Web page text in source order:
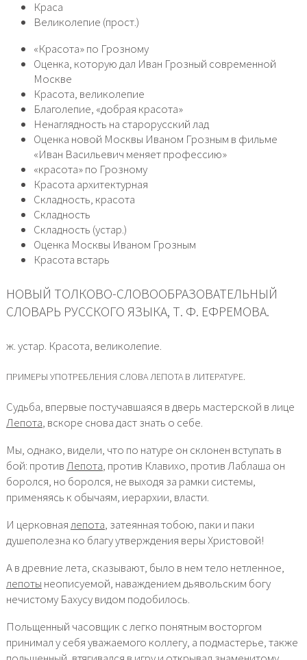
Краса
Великолепие (прост.)
«Красота» по Грозному
Оценка, которую дал Иван Грозный современной
Москве
Красота, великолепие
Благолепие, «добрая красота»
Ненаглядность на старорусский лад
Оценка новой Москвы Иваном Грозным в фильме
«Иван Васильевич меняет профессию»
«красота» по Грозному
Красота архитектурная
Складность, красота
Складность
Складность (устар.)
Оценка Москвы Иваном Грозным
Красота встарь
НОВЫЙ ТОЛКОВО-СЛОВООБРАЗОВАТЕЛЬНЫЙ
СЛОВАРЬ РУССКОГО ЯЗЫКА, Т. Ф. ЕФРЕМОВА.
ж. устар. Красота, великолепие.
ПРИМЕРЫ УПОТРЕБЛЕНИЯ СЛОВА ЛЕПОТА В ЛИТЕРАТУРЕ.
Судьба, впервые постучавшаяся в дверь мастерской в лице
Лепота, вскоре снова даст знать о себе.
Мы, однако, видели, что по натуре он склонен вступать в
бой: противЛепота, против Клавихо, против Лаблаша он
боролся, но боролся, не выходя за рамки системы,
применяясь к обычаям, иерархии, власти.
И церковнаялепота, затеянная тобою, паки и паки
душеполезна ко благу утверждения веры Христовой!
А в древние лета, сказывают, было в нем тело нетленное,
лепоты неописуемой, наваждением дьявольским богу
нечистому Бахусу видом подобилось.
Польщенный часовщик с легко понятным восторгом
принимал у себя уважаемого коллегу, а подмастерье, также